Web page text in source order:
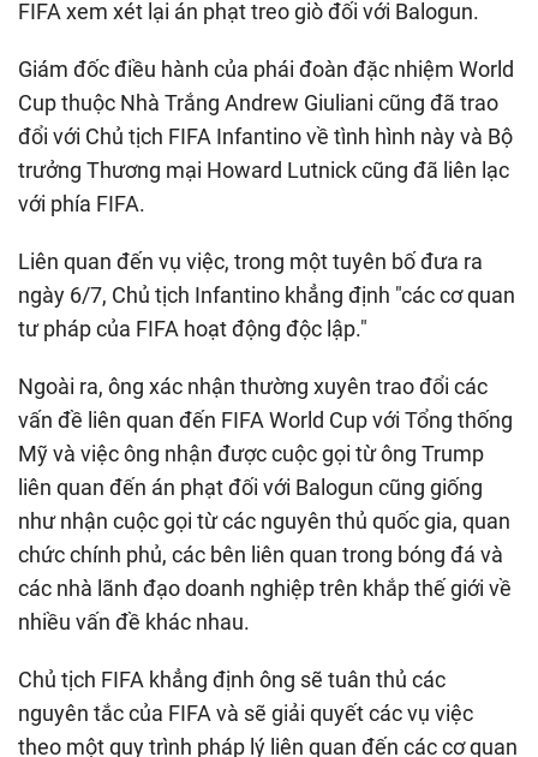
FIFA xem xét lại án phạt treo giò đối với Balogun.
Giám đốc điều hành của phái đoàn đặc nhiệm World
Cup thuộc Nhà Trắng Andrew Giuliani cũng đã trao
đổi với Chủ tịch FIFA Infantino về tình hình này và Bộ
trưởng Thương mại Howard Lutnick cũng đã liên lạc
với phía FIFA.
Liên quan đến vụ việc, trong một tuyên bố đưa ra
ngày 6/7, Chủ tịch Infantino khẳng định "các cơ quan
tư pháp của FIFA hoạt động độc lập."
Ngoài ra, ông xác nhận thường xuyên trao đổi các
vấn đề liên quan đến FIFA World Cup với Tổng thống
Mỹ và việc ông nhận được cuộc gọi từ ông Trump
liên quan đến án phạt đối với Balogun cũng giống
như nhận cuộc gọi từ các nguyên thủ quốc gia, quan
chức chính phủ, các bên liên quan trong bóng đá và
các nhà lãnh đạo doanh nghiệp trên khắp thế giới về
nhiều vấn đề khác nhau.
Chủ tịch FIFA khẳng định ông sẽ tuân thủ các
nguyên tắc của FIFA và sẽ giải quyết các vụ việc
theo một quy trình pháp lý liên quan đến các cơ quan